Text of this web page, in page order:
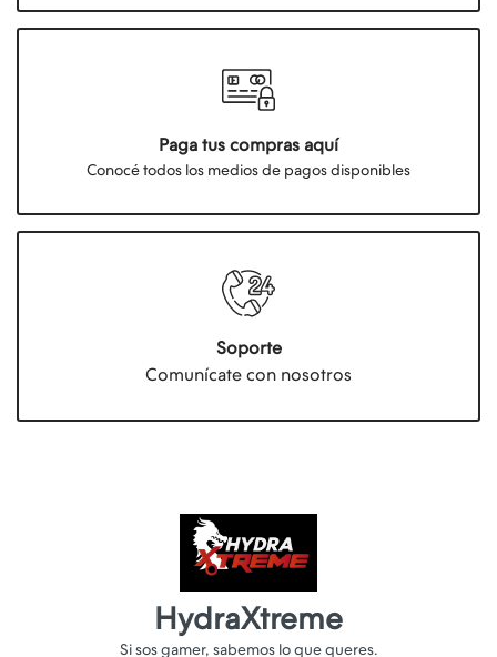
Paga tus compras aquí
Conocé todos los medios de pagos disponibles
Soporte
Comunícate con nosotros
HydraXtreme